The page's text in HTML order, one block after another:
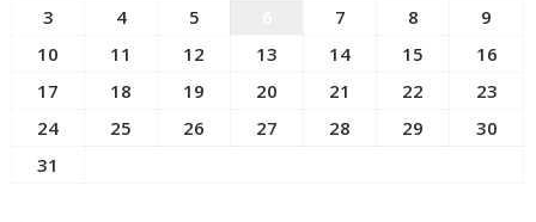
3
4 5 7 8
9
10
11 12 13 14 15
16
17
18 19 20 21 22
23
24
25 26 27 28 29
30
31